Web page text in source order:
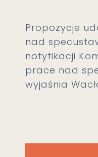
Propozycje
nad
notyfikacji
prace nad
wyjaśnia